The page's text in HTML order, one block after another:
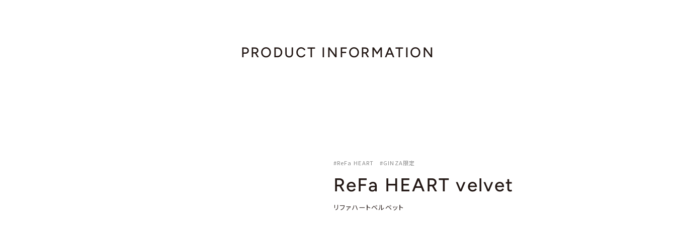
PRODUCT INFORMATION
#ReFa HEART #GINZA限定
ReFa HEART velvet
リファハートベルベット